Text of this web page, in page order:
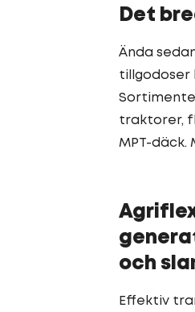
Det
Ända
tillgodoser
traktorer,
MPT-däck.
och
Effektiv